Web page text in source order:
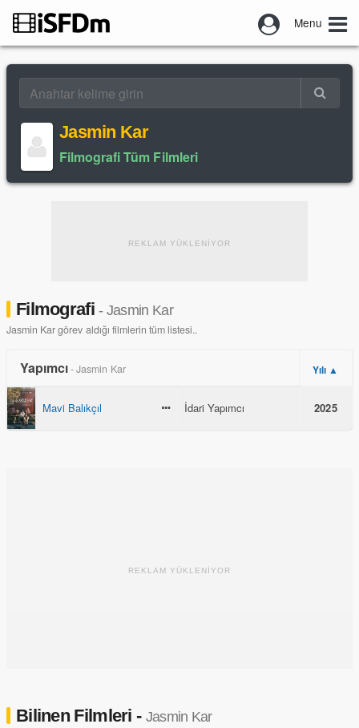
Menu
Jasmin Kar
Filmografi Tüm Filmleri
REKLAM YÜKLENİYOR
Filmografi- Jasmin Kar
Jasmin Kar görev aldığı filmlerin tüm listesi..
Yapımcı- Jasmin Kar Yılı ▲
Mavi Balıkçıl İdari Yapımcı 2025
REKLAM YÜKLENİYOR
Bilinen Filmleri - Jasmin Kar